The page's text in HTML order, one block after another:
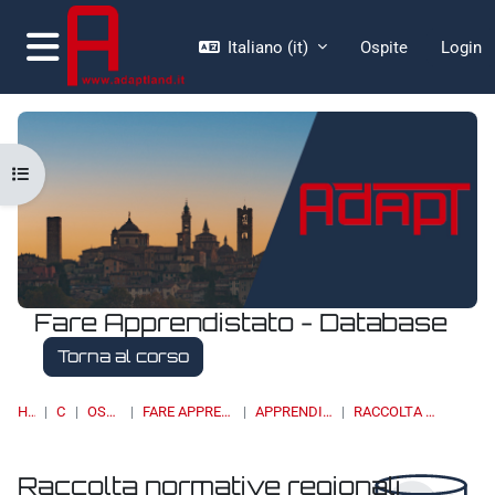
Vai al contenuto principale
Pannello laterale
Italiano ‎(it)‎ Ospite Login
Fare Apprendistato - Database
Torna al corso
HOME CORSI OSSERVATORI FARE APPRENDISTATO - DATABASE APPRENDISTATO DI I LIVELLO RACCOLTA NORMATIVE REGIONALI
Apri indice del corso
Raccolta normative regionali